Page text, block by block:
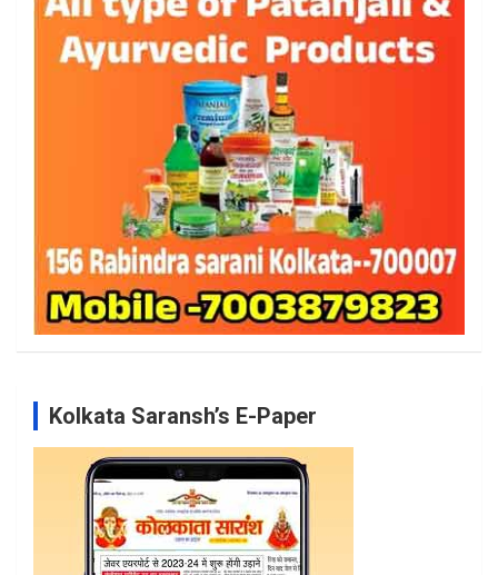
Kolkata Saransh’s E-Paper